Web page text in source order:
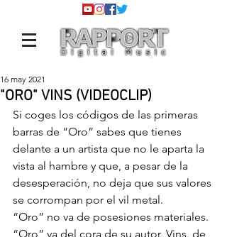
"ORO" VINS (VIDEOCLIP)
16 may 2021
Si coges los códigos de las primeras
barras de “Oro” sabes que tienes
delante a un artista que no le aparta la
vista al hambre y que, a pesar de la
desesperación, no deja que sus valores
se corrompan por el vil metal.
“Oro” no va de posesiones materiales.
“Oro” va del cora de su autor, Vins, de